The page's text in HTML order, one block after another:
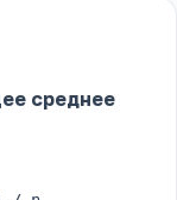
среднее